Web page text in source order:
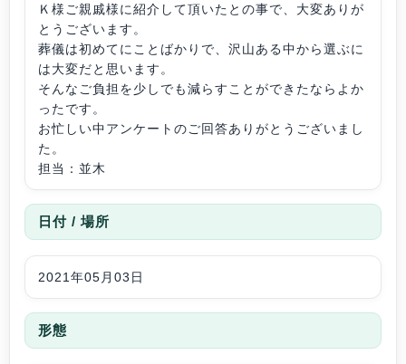
Ｋ様ご親戚様に紹介して頂いたとの事で、大変ありが
とうございます。
葬儀は初めてにことばかりで、沢山ある中から選ぶに
は大変だと思います。
そんなご負担を少しでも減らすことができたならよか
ったです。
お忙しい中アンケートのご回答ありがとうございまし
た。
担当：並木
日付 / 場所
2021年05月03日
形態